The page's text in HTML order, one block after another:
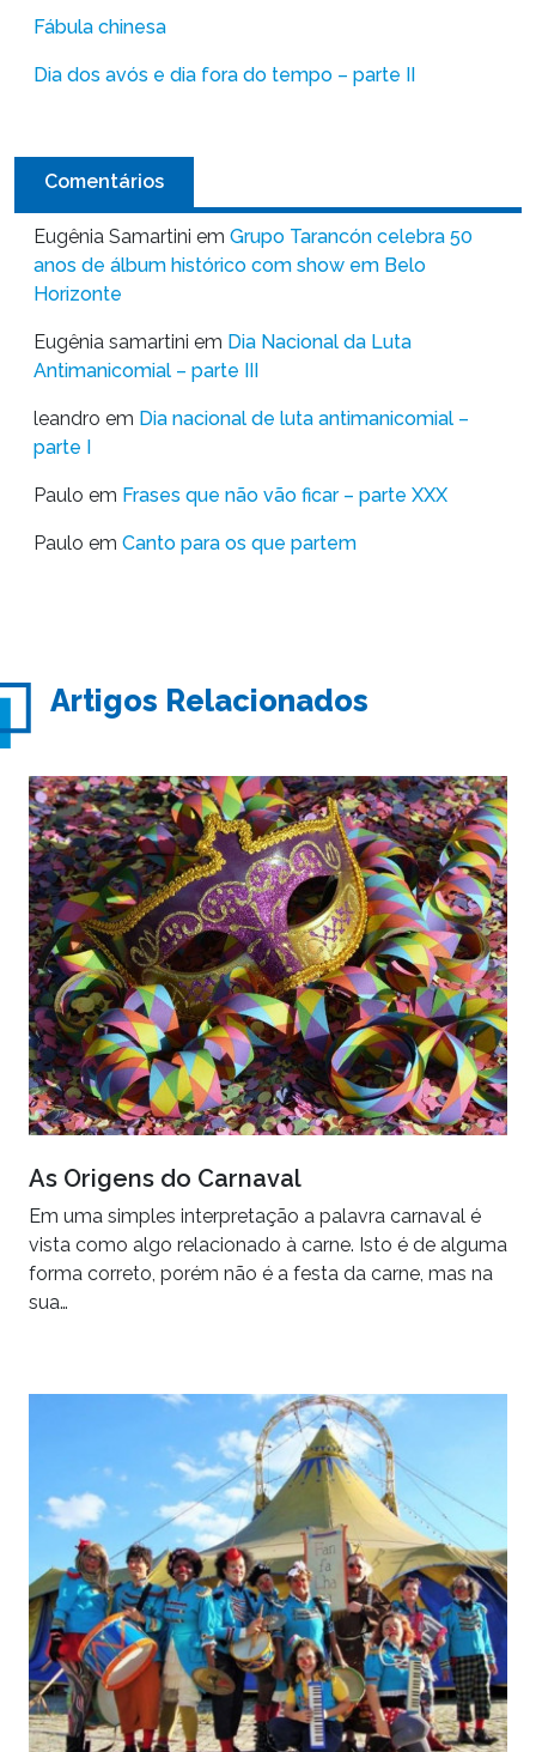
Fábula chinesa
Dia dos avós e dia fora do tempo – parte II
Comentários
Eugênia Samartini em Grupo Tarancón celebra 50
anos de álbum histórico com show em Belo
Horizonte
Eugênia samartini em Dia Nacional da Luta
Antimanicomial – parte III
leandro em Dia nacional de luta antimanicomial –
parte I
Paulo em Frases que não vão ficar – parte XXX
Paulo em Canto para os que partem
Artigos Relacionados
As Origens do Carnaval
Em uma simples interpretação a palavra carnaval é
vista como algo relacionado à carne. Isto é de alguma
forma correto, porém não é a festa da carne, mas na
sua…